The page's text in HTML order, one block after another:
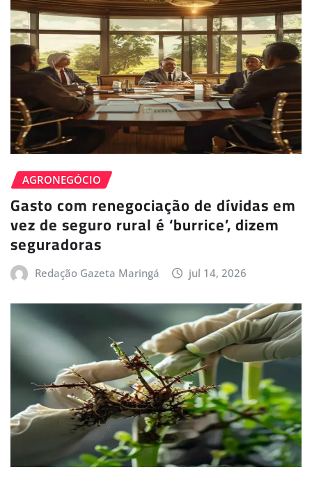
AGRONEGÓCIO
Gasto com renegociação de dívidas em
vez de seguro rural é ‘burrice’, dizem
seguradoras
Redação Gazeta Maringá jul 14, 2026